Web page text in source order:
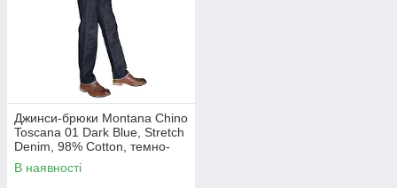
Джинси-брюки Montana Chino
Toscana 01 Dark Blue, Stretch
Denim, 98% Cotton, темно-
синій
В наявності